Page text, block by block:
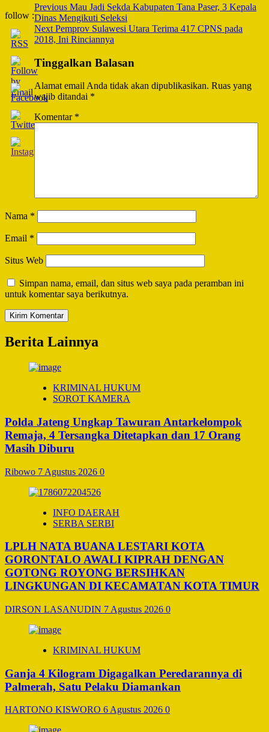
follow :
Post
Navigation
Previous Mau Jadi Sekda Kabupaten Tana Paser, 3 Kepala
Dinas Mengikuti Seleksi
Next Pemprov Sulawesi Utara Terima 417 CPNS pada
2018, Ini Rinciannya
Tinggalkan Balasan
Alamat email Anda tidak akan dipublikasikan. Ruas yang
wajib ditandai *
Komentar *
Nama *
Email *
Situs Web
Simpan nama, email, dan situs web saya pada peramban ini
untuk komentar saya berikutnya.
Berita Lainnya
KRIMINAL HUKUM
SOROT KAMERA
Polda Jateng Ungkap Tawuran Antarkelompok
Remaja, 4 Tersangka Ditetapkan dan 17 Orang
Masih Diburu
Ribowo 7 Agustus 2026 0
INFO DAERAH
SERBA SERBI
LPLH NATA BUANA LESTARI KOTA
GORONTALO AWALI KIPRAH DENGAN
GOTONG ROYONG BERSIHKAN
LINGKUNGAN DI KECAMATAN KOTA TIMUR
DIRSON LASANUDIN 7 Agustus 2026 0
KRIMINAL HUKUM
Ganja 4 Kilogram Digagalkan Peredarannya di
Palmerah, Satu Pelaku Diamankan
HARTONO KISWORO 6 Agustus 2026 0